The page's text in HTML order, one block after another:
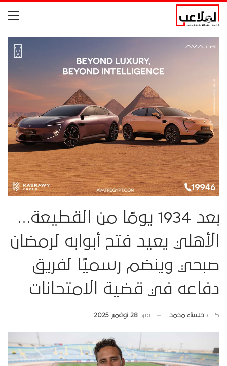
بعد 1934 يومًا من القطيعة…
الأهلي يعيد فتح أبوابه لرمضان
صبحي وينضم رسميًا لفريق
دفاعه في قضية الامتحانات
كتب حسناء محمد في 28 نوفمبر 2025